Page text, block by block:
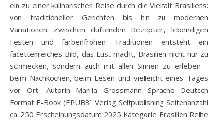
ein zu einer kulinarischen Reise durch die Vielfalt Brasiliens:
von traditionellen Gerichten bis hin zu modernen
Variationen. Zwischen duftenden Rezepten, lebendigen
Festen und farbenfrohen Traditionen entsteht ein
facettenreiches Bild, das Lust macht, Brasilien nicht nur zu
schmecken, sondern auch mit allen Sinnen zu erleben –
beim Nachkochen, beim Lesen und vielleicht eines Tages
vor Ort. Autorin Marilia Grossmann Sprache Deutsch
Format E-Book (EPUB3) Verlag Selfpublishing Seitenanzahl
ca. 250 Erscheinungsdatum 2025 Kategorie Brasilien Reihe